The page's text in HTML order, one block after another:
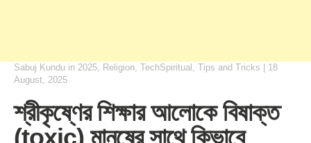
Sabuj Kundu in 2025, Religion, TechSpiritual , Tips and Tricks
18
August, 2025
শ্রীকৃষ্ণের শিক্ষার আলোকে বিষাক্ত
(toxic) মানুষের সাথে কিভাবে